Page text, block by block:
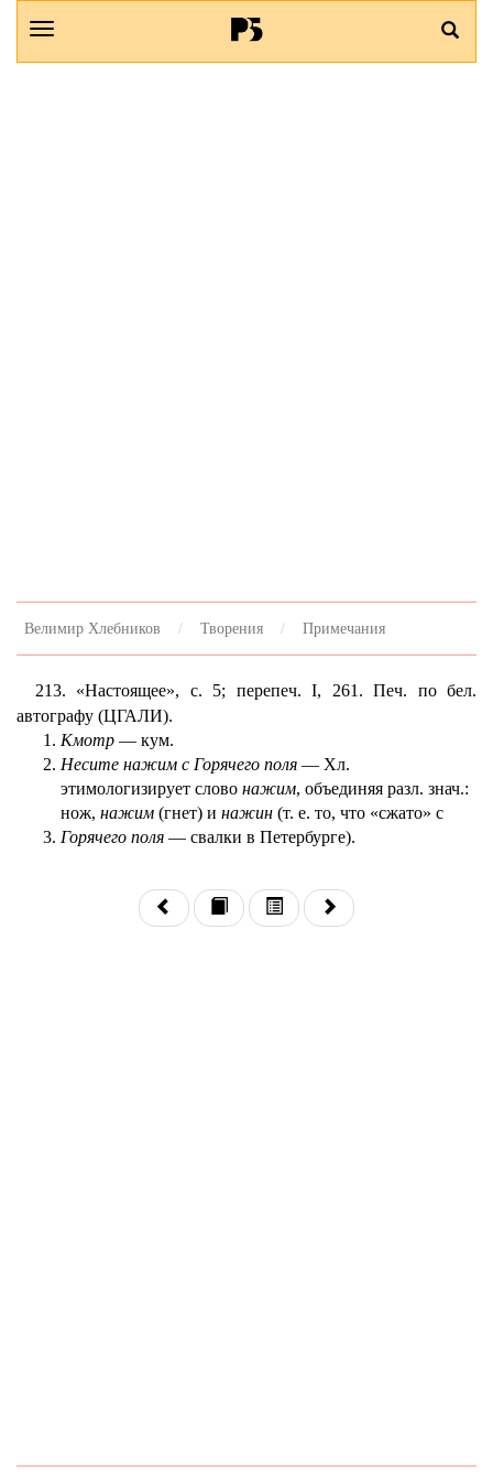
Велимир Хлебников Творения Примечания
213. «Настоящее», с. 5; перепеч. I, 261. Печ. по бел.
автографу (ЦГАЛИ).
Кмотр — кум.
Несите нажим с Горячего поля — Хл.
этимологизирует слово нажим, объединяя разл. знач.:
нож, нажим (гнет) и нажин (т. е. то, что «сжато» с
Горячего поля — свалки в Петербурге).